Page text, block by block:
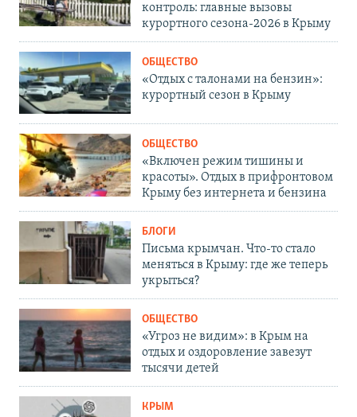
контроль: главные вызовы
курортного сезона-2026 в Крыму
ОБЩЕСТВО
«Отдых с талонами на бензин»:
курортный сезон в Крыму
ОБЩЕСТВО
«Включен режим тишины и
красоты». Отдых в прифронтовом
Крыму без интернета и бензина
БЛОГИ
Письма крымчан. Что-то стало
меняться в Крыму: где же теперь
укрыться?
ОБЩЕСТВО
«Угроз не видим»: в Крым на
отдых и оздоровление завезут
тысячи детей
КРЫМ